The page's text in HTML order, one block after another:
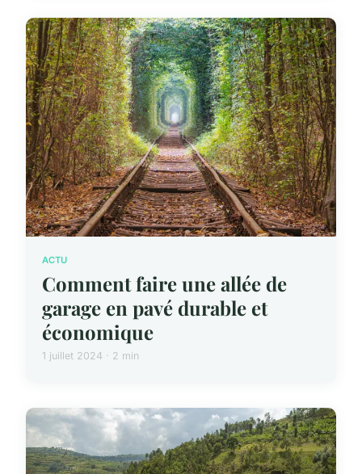
ACTU
Comment faire une allée de
garage en pavé durable et
économique
1 juillet 2024 · 2 min